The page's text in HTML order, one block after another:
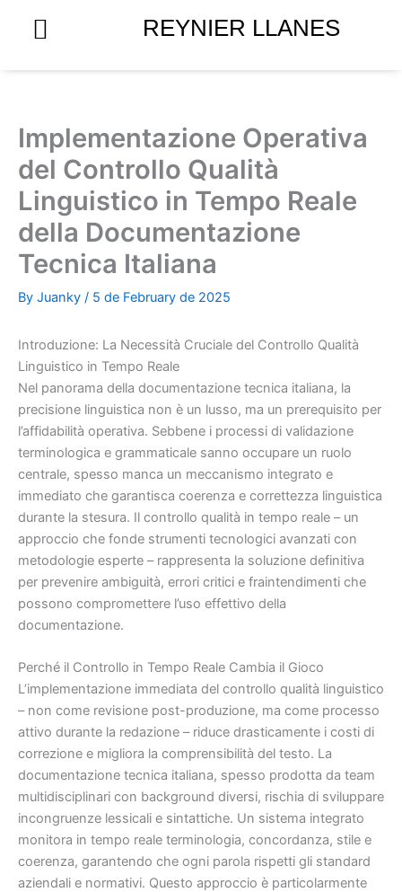
REYNIER LLANES
Implementazione Operativa
del Controllo Qualità
Linguistico in Tempo Reale
della Documentazione
Tecnica Italiana
By Juanky / 5 de February de 2025
Introduzione: La Necessità Cruciale del Controllo Qualità
Linguistico in Tempo Reale
Nel panorama della documentazione tecnica italiana, la
precisione linguistica non è un lusso, ma un prerequisito per
l’affidabilità operativa. Sebbene i processi di validazione
terminologica e grammaticale sanno occupare un ruolo
centrale, spesso manca un meccanismo integrato e
immediato che garantisca coerenza e correttezza linguistica
durante la stesura. Il controllo qualità in tempo reale – un
approccio che fonde strumenti tecnologici avanzati con
metodologie esperte – rappresenta la soluzione definitiva
per prevenire ambiguità, errori critici e fraintendimenti che
possono compromettere l’uso effettivo della
documentazione.
Perché il Controllo in Tempo Reale Cambia il Gioco
L’implementazione immediata del controllo qualità linguistico
– non come revisione post-produzione, ma come processo
attivo durante la redazione – riduce drasticamente i costi di
correzione e migliora la comprensibilità del testo. La
documentazione tecnica italiana, spesso prodotta da team
multidisciplinari con background diversi, rischia di sviluppare
incongruenze lessicali e sintattiche. Un sistema integrato
monitora in tempo reale terminologia, concordanza, stile e
coerenza, garantendo che ogni parola rispetti gli standard
aziendali e normativi. Questo approccio è particolarmente